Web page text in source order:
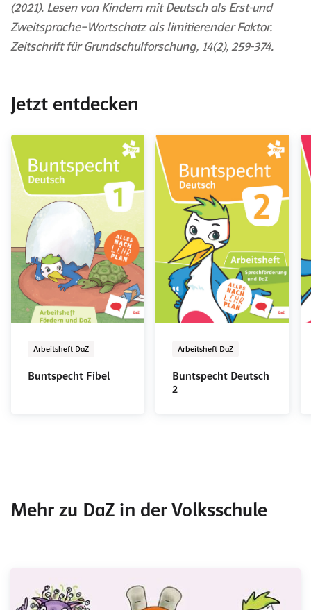
(2021). Lesen von Kindern mit Deutsch als Erst-und
Zweitsprache–Wortschatz als limitierender Faktor.
Zeitschrift für Grundschulforschung, 14(2), 259-374.
Jetzt entdecken
Arbeitsheft DaZ
Buntspecht Fibel
Arbeitsheft DaZ
Buntspecht Deutsch
2
Mehr zu DaZ in der Volksschule